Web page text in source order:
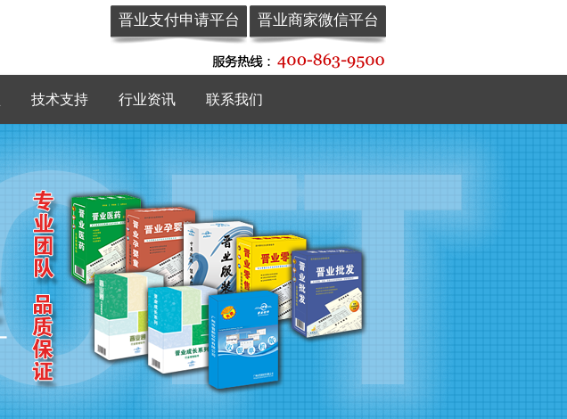
晋业支付申请平台 晋业商家微信平台
技术支持 行业资讯 联系我们